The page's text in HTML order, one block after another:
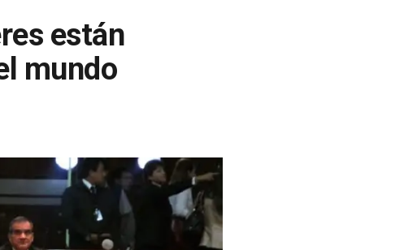
están
mundo